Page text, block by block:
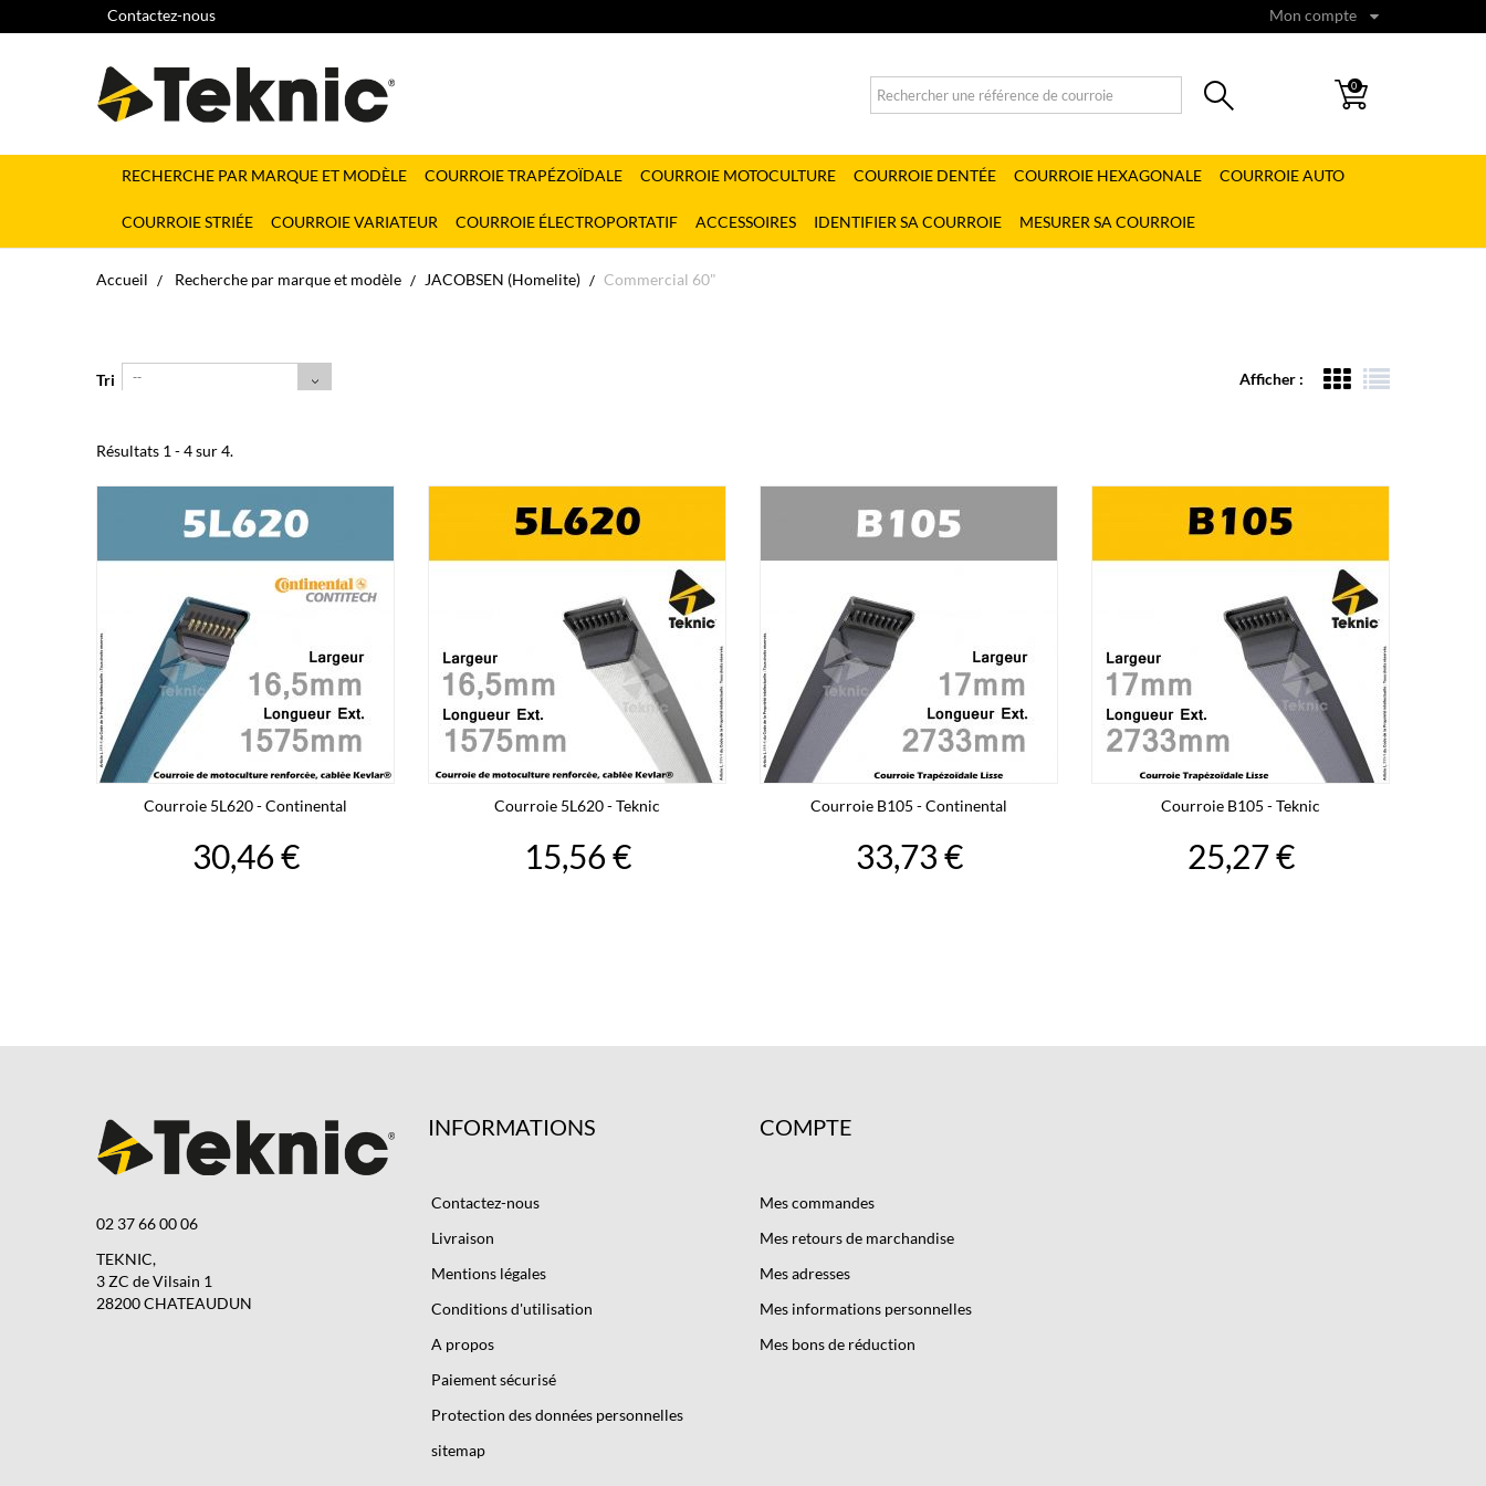
Mon compte
Contactez-nous
0
RECHERCHE PAR MARQUE ET MODÈLE COURROIE TRAPÉZOÏDALE COURROIE MOTOCULTURE COURROIE DENTÉE COURROIE HEXAGONALE COURROIE AUTO
COURROIE STRIÉE COURROIE VARIATEUR COURROIE ÉLECTROPORTATIF ACCESSOIRES IDENTIFIER SA COURROIE MESURER SA COURROIE
Accueil Recherche par marque et modèle JACOBSEN (Homelite) Commercial 60"
Afficher :
Tri --
Résultats 1 - 4 sur 4.
Courroie 5L620 - Continental
30,46 €
Courroie 5L620 - Teknic
15,56 €
Courroie B105 - Continental
33,73 €
Courroie B105 - Teknic
25,27 €
02 37 66 00 06
TEKNIC,
3 ZC de Vilsain 1
28200 CHATEAUDUN
INFORMATIONS
Contactez-nous
Livraison
Mentions légales
Conditions d'utilisation
A propos
Paiement sécurisé
Protection des données personnelles
sitemap
COMPTE
Mes commandes
Mes retours de marchandise
Mes adresses
Mes informations personnelles
Mes bons de réduction